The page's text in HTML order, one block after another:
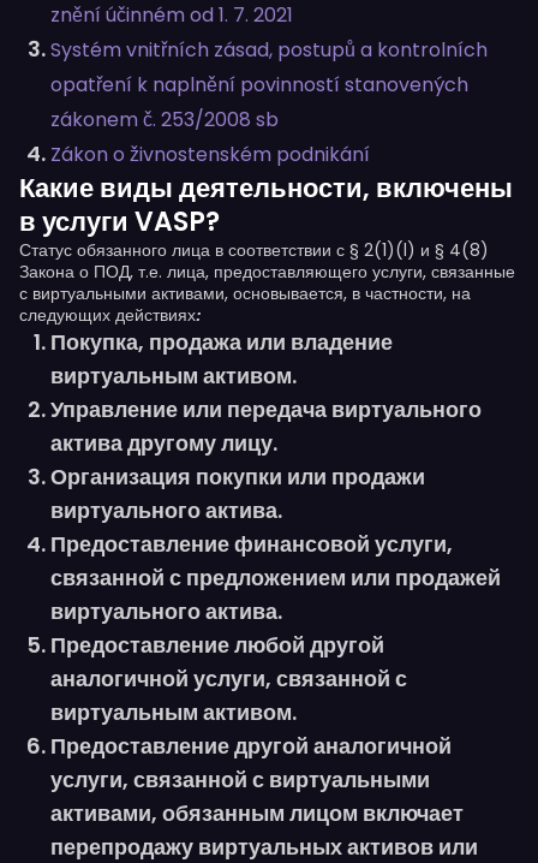
znění účinném od 1. 7. 2021
Systém vnitřních zásad, postupů a kontrolních
opatření k naplnění povinností stanovených
zákonem č. 253/2008 sb
Zákon o živnostenském podnikání
Какие виды деятельности, включены
в услуги VASP?
Статус обязанного лица в соответствии с § 2(1)(l) и § 4(8)
Закона о ПОД, т.е. лица, предоставляющего услуги, связанные
с виртуальными активами, основывается, в частности, на
следующих действиях:
Покупка, продажа или владение
виртуальным активом.
Управление или передача виртуального
актива другому лицу.
Организация покупки или продажи
виртуального актива.
Предоставление финансовой услуги,
связанной с предложением или продажей
виртуального актива.
Предоставление любой другой
аналогичной услуги, связанной с
виртуальным активом.
Предоставление другой аналогичной
услуги, связанной с виртуальными
активами, обязанным лицом включает
перепродажу виртуальных активов или